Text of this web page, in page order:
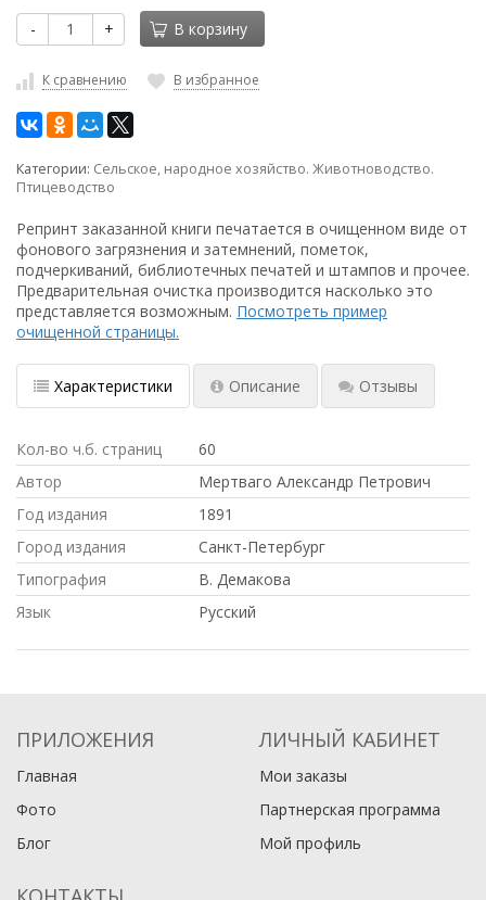
- + В корзину
К сравнению В избранное
Категории: Сельское, народное хозяйство. Животноводство.
Птицеводство
Репринт заказанной книги печатается в очищенном виде от
фонового загрязнения и затемнений, пометок,
подчеркиваний, библиотечных печатей и штампов и прочее.
Предварительная очистка производится насколько это
представляется возможным. Посмотреть пример
очищенной страницы.
Характеристики Описание Отзывы
Кол-во ч.б. страниц
60
Автор
Мертваго Александр Петрович
Год издания
1891
Город издания
Санкт-Петербург
Типография
В. Демакова
Язык
Русский
ПРИЛОЖЕНИЯ
Главная
Фото
Блог
ЛИЧНЫЙ КАБИНЕТ
Мои заказы
Партнерская программа
Мой профиль